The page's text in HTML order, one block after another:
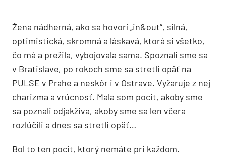
Žena nádherná, ako sa hovorí „in&out“, silná,
optimistická, skromná a láskavá, ktorá si všetko,
čo má a prežila, vybojovala sama. Spoznali sme sa
v Bratislave, po rokoch sme sa stretli opäť na
PULSE v Prahe a neskôr i v Ostrave. Vyžaruje z nej
charizma a vrúcnosť. Mala som pocit, akoby sme
sa poznali odjakživa, akoby sme sa len včera
rozlúčili a dnes sa stretli opäť…
Bol to ten pocit, ktorý nemáte pri každom.